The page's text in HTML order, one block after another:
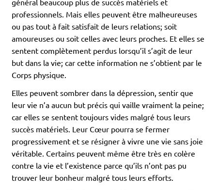
général beaucoup plus de succès matériels et
professionnels. Mais elles peuvent être malheureuses
ou pas tout à fait satisfait de leurs relations; soit
amoureuses ou soit celles avec leurs proches. Et elles se
sentent complètement perdus lorsqu’il s’agit de leur
but dans la vie; car cette information ne s’obtient par le
Corps physique.
Elles peuvent sombrer dans la dépression, sentir que
leur vie n’a aucun but précis qui vaille vraiment la peine;
car elles se sentent toujours vides malgré tous leurs
succès matériels. Leur Cœur pourra se fermer
progressivement et se résigner à vivre une vie sans joie
véritable. Certains peuvent même être très en colère
contre la vie et l’existence parce qu’ils n’ont pas pu
trouver leur bonheur malgré tous leurs efforts.